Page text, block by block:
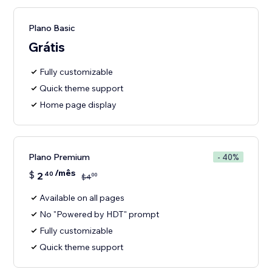
Plano Basic
Grátis
Fully customizable
Quick theme support
Home page display
Plano Premium - 40%
$ 2 40 /mês $400
Available on all pages
No "Powered by HDT" prompt
Fully customizable
Quick theme support